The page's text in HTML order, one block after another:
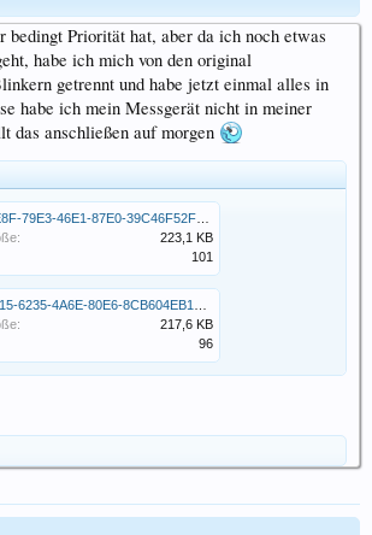
bedingt Priorität hat, aber da ich noch etwas
habe ich mich von den original
getrennt und habe jetzt einmal alles in
habe ich mein Messgerät nicht in meiner
das anschließen auf morgen
223,1 KB
101
217,6 KB
96